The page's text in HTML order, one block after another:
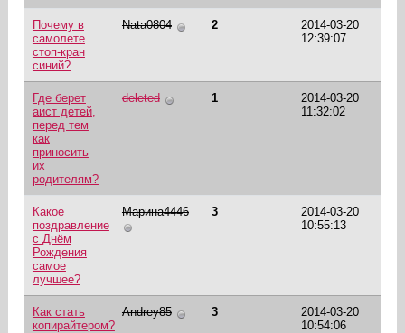
Почему в
самолете
стоп-кран
синий?
Nata0804 2
2014-03-20
12:39:07
Где берет
аист детей,
перед тем
как
приносить
их
родителям?
deleted 1
2014-03-20
11:32:02
Какое
поздравление
с Днём
Рождения
самое
лучшее?
Марина4446 3
2014-03-20
10:55:13
Как стать
копирайтером?
Andrey85 3
2014-03-20
10:54:06